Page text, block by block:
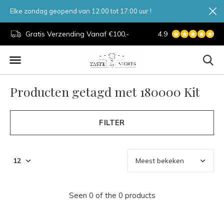
Gratis Verzending Vanaf €100,- 7 Dagen Per
4.9
Elke zondag geopend van 12:00 tot 17:00 uur !
Producten getagd met 180000 Kit
FILTER
Seen 0 of the 0 products